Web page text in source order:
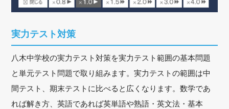
実力テスト対策
八木中学校の実力テスト対策を実力テスト範囲の基本問題
と単元テスト問題で取り組みます。実力テストの範囲は中
間テスト、期末テストに比べると広くなります。数学であ
れば解き方、英語であれば英単語や熟語・英文法・基本